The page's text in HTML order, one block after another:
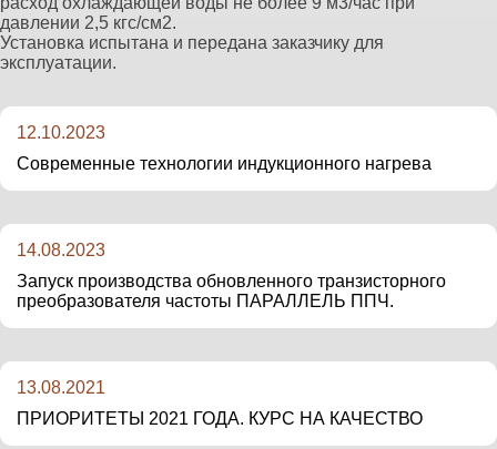
давлении 2,5 кгс/см2.
Установка испытана и передана заказчику для
эксплуатации.
12.10.2023
Современные технологии индукционного нагрева
14.08.2023
Запуск производства обновленного транзисторного
преобразователя частоты ПАРАЛЛЕЛЬ ППЧ.
13.08.2021
ПРИОРИТЕТЫ 2021 ГОДА. КУРС НА КАЧЕСТВО